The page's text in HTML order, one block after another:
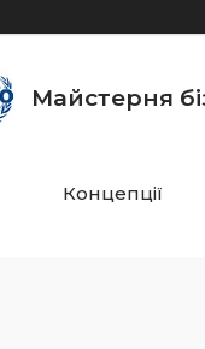
Майстерня
Концепції